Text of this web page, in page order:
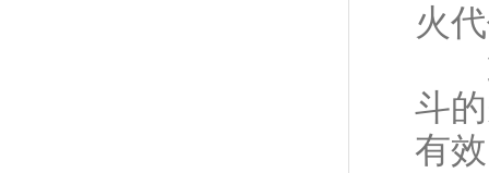
火
第
斗
有